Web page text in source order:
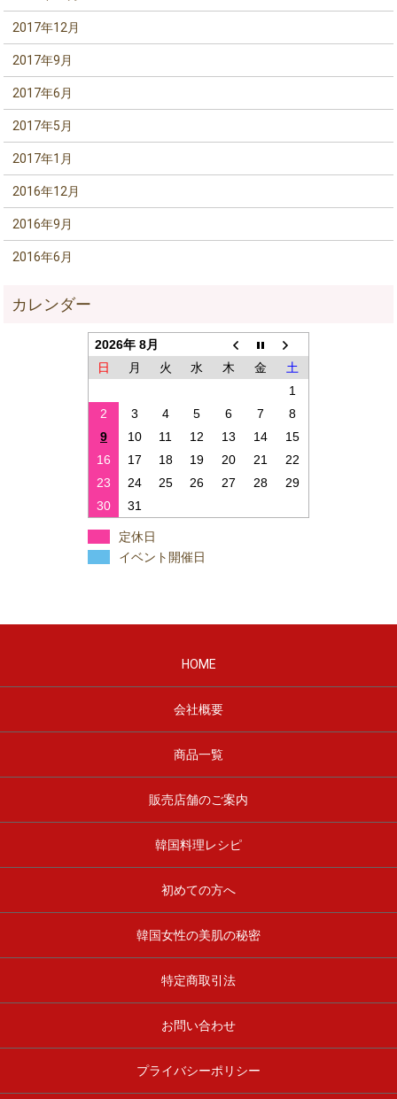
2017年12月
2017年9月
2017年6月
2017年5月
2017年1月
2016年12月
2016年9月
2016年6月
2026年 8月
日
月 火 水 木 金
土
1
2
3 4 5 6 7
8
9
10 11 12 13 14
15
16
17 18 19 20 21
22
23
24 25 26 27 28
29
30
31
定休日
イベント開催日
HOME
会社概要
商品一覧
販売店舗のご案内
韓国料理レシピ
初めての方へ
韓国女性の美肌の秘密
特定商取引法
お問い合わせ
プライバシーポリシー